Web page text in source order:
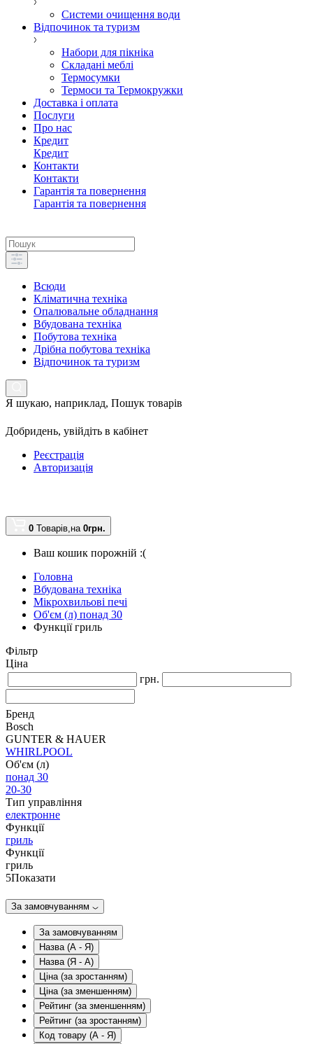
Системи очищення води
Відпочинок та туризм
Набори для пікніка
Складані меблі
Термосумки
Термоси та Термокружки
Доставка і оплата
Послуги
Про нас
Кредит
Кредит
Контакти
Контакти
Гарантія та повернення
Гарантія та повернення
Всюди
Кліматична техніка
Опалювальне обладнання
Вбудована техніка
Побутова техніка
Дрібна побутова техніка
Відпочинок та туризм
Я шукаю, наприклад, Пошук товарів
Добридень, увійдіть в кабінет
Реєстрація
Авторизація
0 Товарів,на 0грн.
Ваш кошик порожній :(
Головна
Вбудована техніка
Мікрохвильові печі
Об'єм (л) понад 30
Функції гриль
Фільтр
Ціна
грн.
Бренд
Bosch
GUNTER & HAUER
WHIRLPOOL
Об'єм (л)
понад 30
20-30
Тип управління
електронне
Функції
гриль
Функції
гриль
5Показати
За замовчуванням
За замовчуванням
Назва (А - Я)
Назва (Я - А)
Ціна (за зростанням)
Ціна (за зменшенням)
Рейтинг (за зменшенням)
Рейтинг (за зростанням)
Код товару (А - Я)